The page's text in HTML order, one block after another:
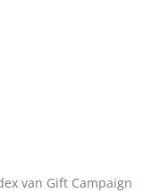
van Gift Campaign